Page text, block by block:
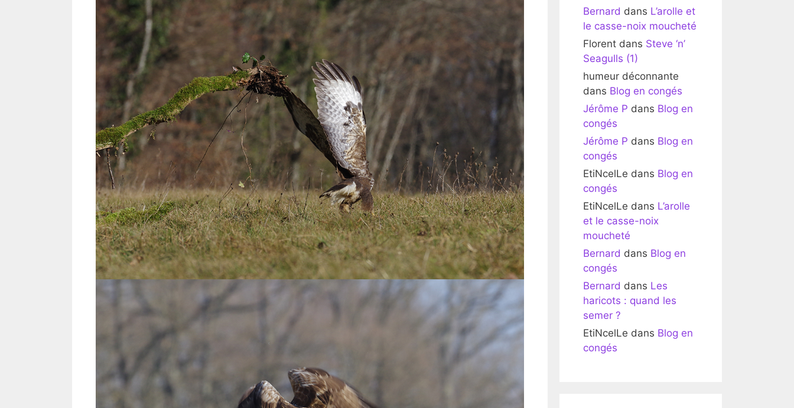
Bernard dans L’arolle et
le casse-noix moucheté
Florent dans Steve ‘n’
Seagulls (1)
humeur déconnante
dans Blog en congés
Jérôme P dans Blog en
congés
Jérôme P dans Blog en
congés
EtiNcelLe dans Blog en
congés
EtiNcelLe dans L’arolle
et le casse-noix
moucheté
Bernard dans Blog en
congés
Bernard dans Les
haricots : quand les
semer ?
EtiNcelLe dans Blog en
congés